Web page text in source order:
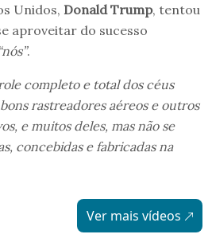
Unidos, Donald Trump, tentou
aproveitar do sucesso
“nós”.
completo e total dos céus
rastreadores aéreos e outros
e muitos deles, mas não se
concebidas e fabricadas na
Ver mais vídeos